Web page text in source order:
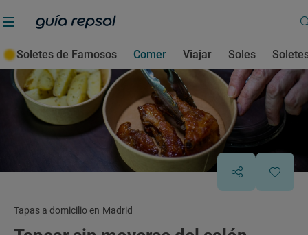
Soletes de Famosos Comer Viajar Soles
Tapas a domicilio en Madrid